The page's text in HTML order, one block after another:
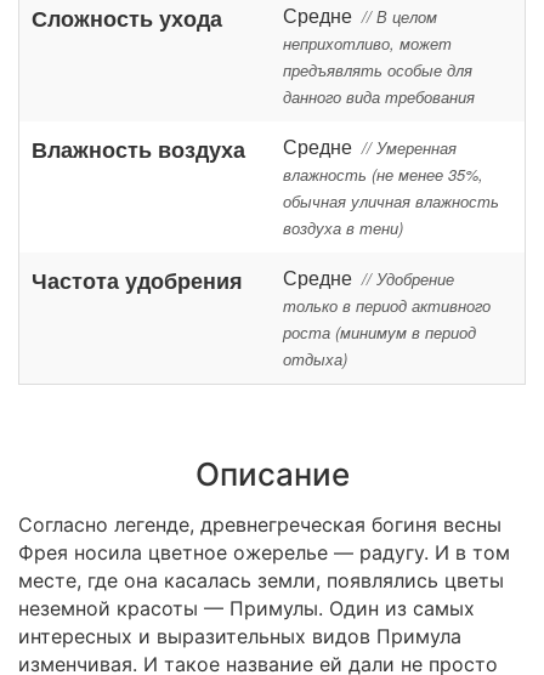
Сложность ухода Средне // В целом
неприхотливо, может
предъявлять особые для
данного вида требования
Влажность воздуха Средне // Умеренная
влажность (не менее 35%,
обычная уличная влажность
воздуха в тени)
Частота удобрения Средне // Удобрение
только в период активного
роста (минимум в период
отдыха)
Описание
Согласно легенде, древнегреческая богиня весны
Фрея носила цветное ожерелье — радугу. И в том
месте, где она касалась земли, появлялись цветы
неземной красоты — Примулы. Один из самых
интересных и выразительных видов Примула
изменчивая. И такое название ей дали не просто